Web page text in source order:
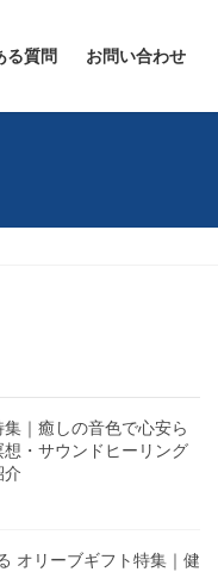
る質問 お問い合わせ
｜癒しの音色で心安ら
想・サウンドヒーリング
介
オリーブギフト特集｜健